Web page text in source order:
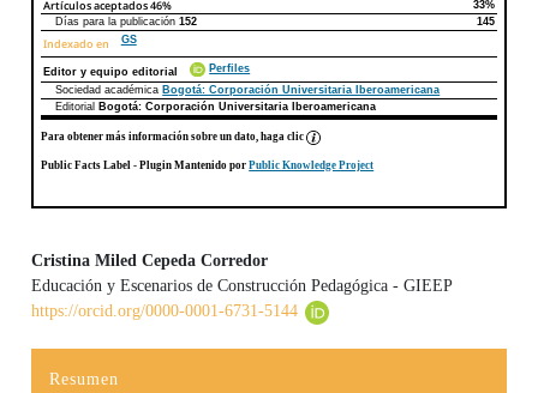
Artículos aceptados46%
33%
Días para la publicación152 145
Indexado en GS
Editor y equipo editorial
Perfiles
Sociedad académica Bogotá: Corporación Universitaria Iberoamericana
Editorial
Bogotá: Corporación Universitaria Iberoamericana
Para obtener más información sobre un dato, haga clic
Public Facts Label - Plugin Mantenido porPublic Knowledge Project
Contenido principal del artículo
Cristina Miled Cepeda Corredor
Educación y Escenarios de Construcción Pedagógica - GIEEP
https://orcid.org/0000-0001-6731-5144
Resumen